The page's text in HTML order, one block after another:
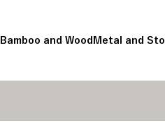
Bamboo and WoodMetal and